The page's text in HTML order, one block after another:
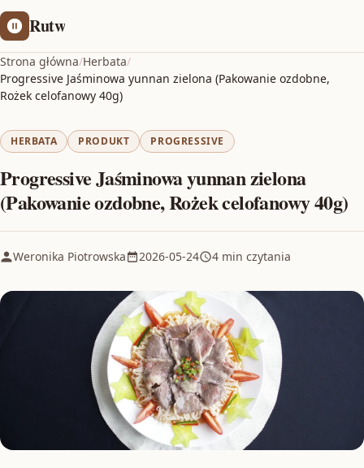
Rutw
Strona główna/Herbata/
Progressive Jaśminowa yunnan zielona (Pakowanie ozdobne,
Rożek celofanowy 40g)
HERBATA PRODUKT PROGRESSIVE
Progressive Jaśminowa yunnan zielona
(Pakowanie ozdobne, Rożek celofanowy 40g)
Weronika Piotrowska 2026-05-24 4 min czytania